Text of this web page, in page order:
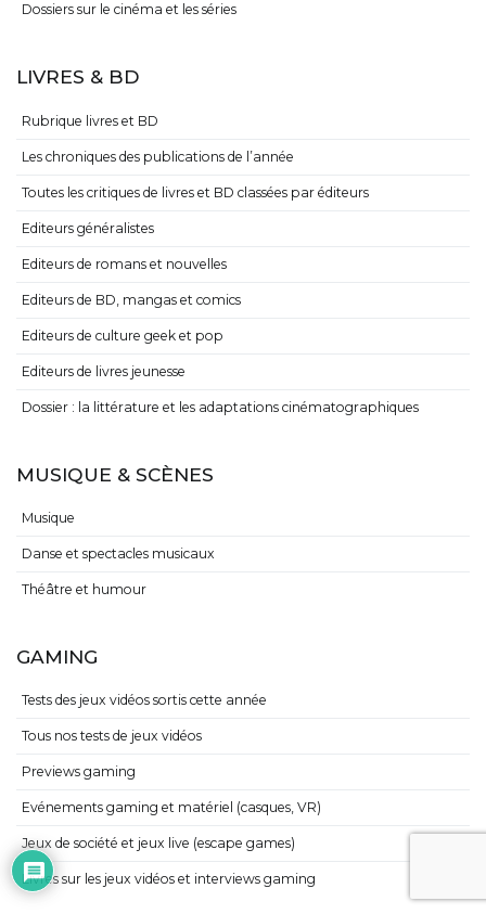
Dossiers sur le cinéma et les séries
LIVRES & BD
Rubrique livres et BD
Les chroniques des publications de l’année
Toutes les critiques de livres et BD classées par éditeurs
Editeurs généralistes
Editeurs de romans et nouvelles
Editeurs de BD, mangas et comics
Editeurs de culture geek et pop
Editeurs de livres jeunesse
Dossier : la littérature et les adaptations cinématographiques
MUSIQUE & SCÈNES
Musique
Danse et spectacles musicaux
Théâtre et humour
GAMING
Tests des jeux vidéos sortis cette année
Tous nos tests de jeux vidéos
Previews gaming
Evénements gaming et matériel (casques, VR)
Jeux de société et jeux live (escape games)
Livres sur les jeux vidéos et interviews gaming